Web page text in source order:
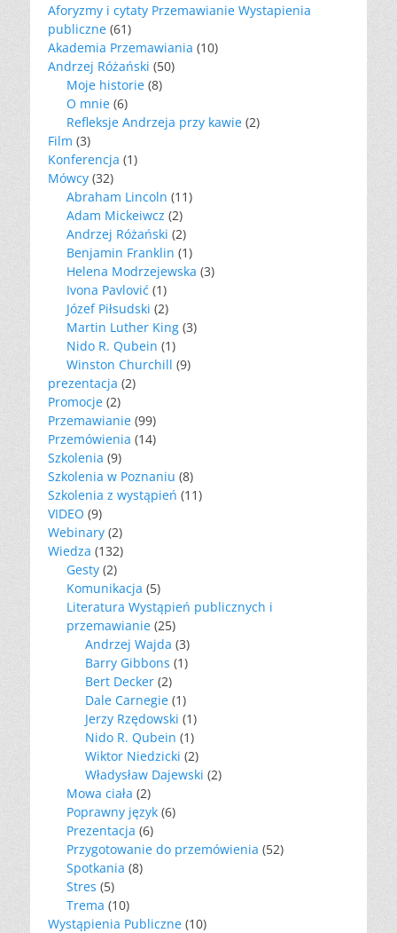
Aforyzmy i cytaty Przemawianie Wystapienia
publiczne (61)
Akademia Przemawiania (10)
Andrzej Różański (50)
Moje historie (8)
O mnie (6)
Refleksje Andrzeja przy kawie (2)
Film (3)
Konferencja (1)
Mówcy (32)
Abraham Lincoln (11)
Adam Mickeiwcz (2)
Andrzej Różański (2)
Benjamin Franklin (1)
Helena Modrzejewska (3)
Ivona Pavlović (1)
Józef Piłsudski (2)
Martin Luther King (3)
Nido R. Qubein (1)
Winston Churchill (9)
prezentacja (2)
Promocje (2)
Przemawianie (99)
Przemówienia (14)
Szkolenia (9)
Szkolenia w Poznaniu (8)
Szkolenia z wystąpień (11)
VIDEO (9)
Webinary (2)
Wiedza (132)
Gesty (2)
Komunikacja (5)
Literatura Wystąpień publicznych i
przemawianie (25)
Andrzej Wajda (3)
Barry Gibbons (1)
Bert Decker (2)
Dale Carnegie (1)
Jerzy Rzędowski (1)
Nido R. Qubein (1)
Wiktor Niedzicki (2)
Władysław Dajewski (2)
Mowa ciała (2)
Poprawny język (6)
Prezentacja (6)
Przygotowanie do przemówienia (52)
Spotkania (8)
Stres (5)
Trema (10)
Wystąpienia Publiczne (10)